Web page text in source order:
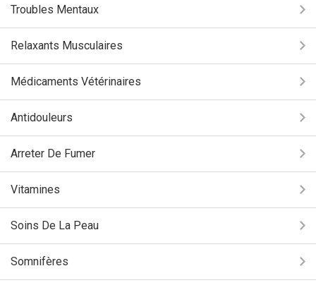
Troubles Mentaux
Relaxants Musculaires
Médicaments Vétérinaires
Antidouleurs
Arreter De Fumer
Vitamines
Soins De La Peau
Somnifères